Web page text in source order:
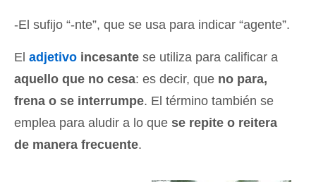
-El sufijo “-nte”, que se usa para indicar “agente”.
El adjetivo incesante se utiliza para calificar a
aquello que no cesa: es decir, que no para,
frena o se interrumpe. El término también se
emplea para aludir a lo que se repite o reitera
de manera frecuente.